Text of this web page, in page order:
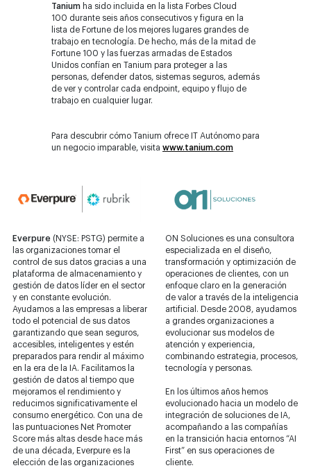
Tanium ha sido incluida en la lista Forbes Cloud
100 durante seis años consecutivos y figura en la
lista de Fortune de los mejores lugares grandes de
trabajo en tecnología. De hecho, más de la mitad de
Fortune 100 y las fuerzas armadas de Estados
Unidos confían en Tanium para proteger a las
personas, defender datos, sistemas seguros, además
de ver y controlar cada endpoint, equipo y flujo de
trabajo en cualquier lugar.
Para descubrir cómo Tanium ofrece IT Autónomo para
un negocio imparable, visita www.tanium.com
Everpure (NYSE: PSTG) permite a
las organizaciones tomar el
control de sus datos gracias a una
plataforma de almacenamiento y
gestión de datos líder en el sector
y en constante evolución.
Ayudamos a las empresas a liberar
todo el potencial de sus datos
garantizando que sean seguros,
accesibles, inteligentes y estén
preparados para rendir al máximo
en la era de la IA. Facilitamos la
gestión de datos al tiempo que
mejoramos el rendimiento y
reducimos significativamente el
consumo energético. Con una de
las puntuaciones Net Promoter
Score más altas desde hace más
de una década, Everpure es la
elección de las organizaciones
ON Soluciones es una consultora
especializada en el diseño,
transformación y optimización de
operaciones de clientes, con un
enfoque claro en la generación
de valor a través de la inteligencia
artificial. Desde 2008, ayudamos
a grandes organizaciones a
evolucionar sus modelos de
atención y experiencia,
combinando estrategia, procesos,
tecnología y personas.
En los últimos años hemos
evolucionado hacia un modelo de
integración de soluciones de IA,
acompañando a las compañías
en la transición hacia entornos “AI
First” en sus operaciones de
cliente.